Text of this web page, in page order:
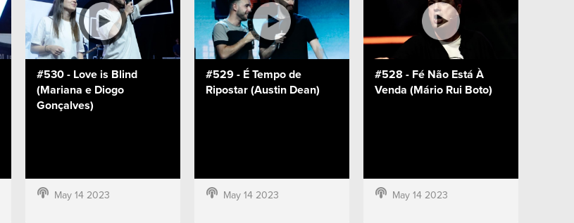
#530 - Love is Blind
(Mariana e Diogo
Gonçalves)
May 14 2023
#529 - É Tempo de
Ripostar (Austin Dean)
May 14 2023
#528 - Fé Não Está À
Venda (Mário Rui Boto)
May 14 2023